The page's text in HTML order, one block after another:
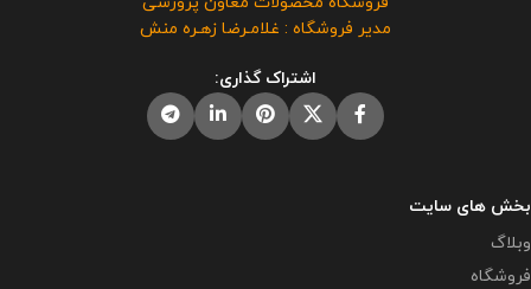
جشنواره ها استفاده از آن توصیه
این محصول مختص
در صورت مشاهده مشابه آن در
سایت های دیگر بدون اجازه ما در
حال استفاده هستند و مورد رضایت ما
محصول مختص فروشگاه معاون
پرورشی می باشد و در صورت
دیگر بدون اجازه ما در حال استفاده
هستند و مورد رضایت ما نمی باشد .
حجم فایل : 5 مگابایت
مدیر فروشگاه : غلامـرضا زهـره منش
اشتراک گذاری:
بخش های سایت
وبلاگ
فروشگاه